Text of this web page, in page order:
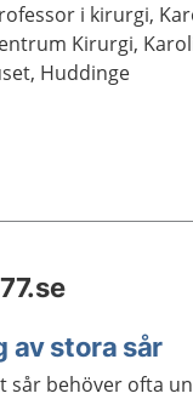
i kirurgi,
Kirurgi,
Huddinge
av stora sår
sår behöver ofta